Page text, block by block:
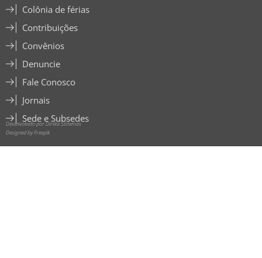
Colônia de férias
Contribuições
Convênios
Denuncie
Fale Conosco
Jornais
Sede e Subsedes
Desenvolvido por Direta Sistemas
Designed by Freepik